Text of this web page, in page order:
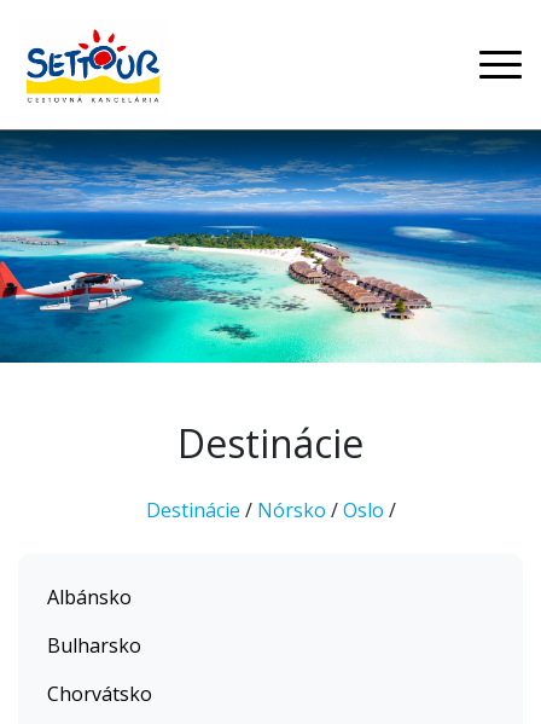
Destinácie
Destinácie / Nórsko /Oslo /
Albánsko
Bulharsko
Chorvátsko